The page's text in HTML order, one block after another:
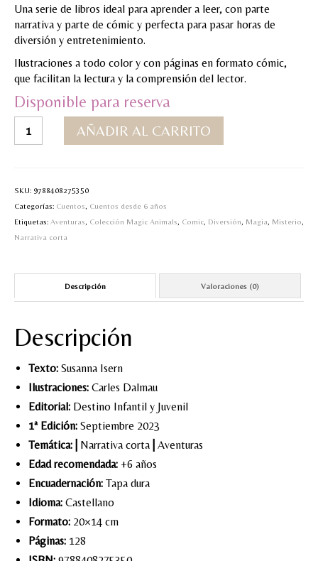
Una serie de libros ideal para aprender a leer, con parte
narrativa y parte de cómic y perfecta para pasar horas de
diversión y entretenimiento.
Ilustraciones a todo color y con páginas en formato cómic,
que facilitan la lectura y la comprensión del lector.
Disponible para reserva
Animals-
vampira
cantidad
AÑADIR AL CARRITO
SKU: 9788408275350
Categorías: Cuentos
Cuentos desde 6 años
Etiquetas: Aventuras Colección Magic Animals Comic Diversión Magia Misterio
Narrativa corta
Descripción Valoraciones (0)
Descripción
Texto: Susanna Isern
Ilustraciones: Carles Dalmau
Editorial: Destino Infantil y Juvenil
1ª Edición: Septiembre 2023
Temática:
Narrativa corta Aventuras
Edad recomendada: +6 años
Encuadernación: Tapa dura
Idioma: Castellano
Formato: 20×14 cm
Páginas: 128